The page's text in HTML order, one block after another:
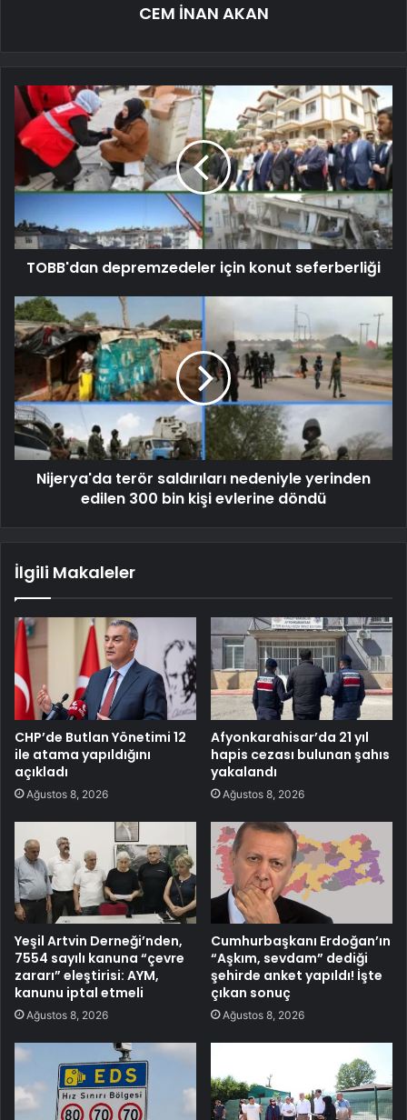
CEM İNAN AKAN
TOBB'dan depremzedeler için konut seferberliği
Nijerya'da terör saldırıları nedeniyle yerinden
edilen 300 bin kişi evlerine döndü
İlgili Makaleler
CHP’de Butlan Yönetimi 12
ile atama yapıldığını
açıkladı
Ağustos 8, 2026
Afyonkarahisar’da 21 yıl
hapis cezası bulunan şahıs
yakalandı
Ağustos 8, 2026
Yeşil Artvin Derneği’nden,
7554 sayılı kanuna “çevre
zararı” eleştirisi: AYM,
kanunu iptal etmeli
Ağustos 8, 2026
Cumhurbaşkanı Erdoğan’ın
“Aşkım, sevdam” dediği
şehirde anket yapıldı! İşte
çıkan sonuç
Ağustos 8, 2026